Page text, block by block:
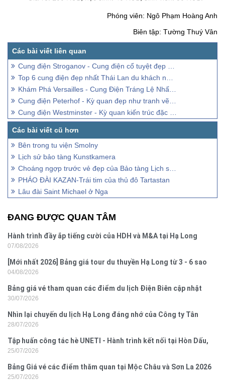
Phóng viên: Ngô Phạm Hoàng Anh
Biên tập: Tường Thuý Vân
Cung điện Stroganov - Cung điện cổ tuyệt đẹp của Nga
Top 6 cung điện đẹp nhất Thái Lan du khách nên đến
Khám Phá Versailles - Cung Điện Tráng Lệ Nhất Trên Hành Trình Du Lịch Châu Âu
Cung điện Peterhof - Kỳ quan đẹp như tranh vẽ ở Nga
Cung điện Westminster - Kỳ quan kiến trúc đặc sắc nước Anh
Bên trong tu viện Smolny
Lịch sử bảo tàng Kunstkamera
Choáng ngợp trước vẻ đẹp của Bảo tàng Lịch sử Quốc Gia Nga
PHÁO ĐÀI KAZAN-Trái tim của thủ đô Tartastan
Lâu đài Saint Michael ở Nga
ĐANG ĐƯỢC QUAN TÂM
Hành trình đầy ắp tiếng cười của HDH và M&A tại Hạ Long
07/08/2026
[Mới nhất 2026] Bảng giá tour du thuyền Hạ Long từ 3 - 6 sao
04/08/2026
Bảng giá vé tham quan các điểm du lịch Điện Biên cập nhật
2026
30/07/2026
Nhìn lại chuyến du lịch Hạ Long đáng nhớ của Công ty Tân
Hưng 2026
28/07/2026
Tập huấn công tác hè UNETI - Hành trình kết nối tại Hòn Dấu,
Đồ Sơn
25/07/2026
Bảng Giá vé các điểm thăm quan tại Mộc Châu và Sơn La 2026
25/07/2026